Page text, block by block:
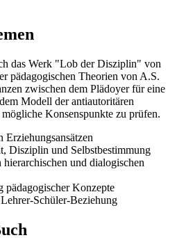
das Werk "Lob der Disziplin" von
pädagogischen Theorien von A.S.
zwischen dem Plädoyer für eine
Modell der antiautoritären
Konsenspunkte zu prüfen.
Disziplin und Selbstbestimmung
und dialogischen
pädagogischer Konzepte
Schüler-Beziehung